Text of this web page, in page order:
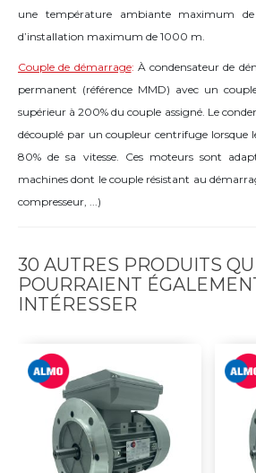
une température ambiante maximum
d’installation maximum de 1000 m.
Couple de démarrage: À condensateur de
permanent (référence MMD) avec un
supérieur à 200% du couple assigné. Le
découplé par un coupleur centrifuge lorsque
80% de sa vitesse. Ces moteurs sont
machines dont le couple résistant au
compresseur, ...)
30 AUTRES PRODUITS QUI
POURRAIENT
INTÉRESSER